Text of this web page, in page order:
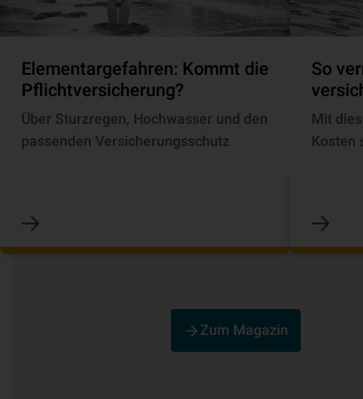
Elementargefahren: Kommt die
Pflichtversicherung?
Über Sturzregen, Hochwasser und den
passenden Versicherungsschutz
So
Mit
Kosten
Zum Magazin